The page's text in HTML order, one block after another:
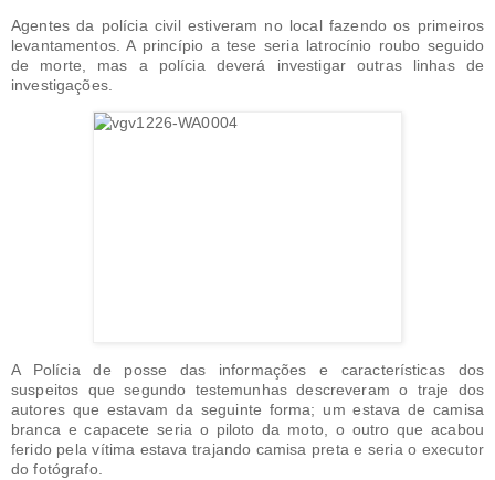
Agentes da polícia civil estiveram no local fazendo os primeiros
levantamentos. A princípio a tese seria latrocínio roubo seguido
de morte, mas a polícia deverá investigar outras linhas de
investigações.
A Polícia de posse das informações e características dos
suspeitos que segundo testemunhas descreveram o traje dos
autores que estavam da seguinte forma; um estava de camisa
branca e capacete seria o piloto da moto, o outro que acabou
ferido pela vítima estava trajando camisa preta e seria o executor
do fotógrafo.